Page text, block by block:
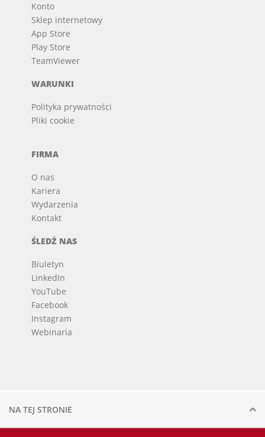
NA TEJ STRONIE
Konto
Sklep internetowy
App Store
Play Store
TeamViewer
WARUNKI
Polityka prywatności
Pliki cookie
FIRMA
O nas
Kariera
Wydarzenia
Kontakt
ŚLEDŹ NAS
Biuletyn
LinkedIn
YouTube
Facebook
Instagram
Webinaria
© 2026 Voortman.